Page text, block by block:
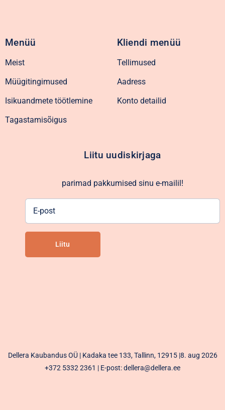
Menüü
Meist
Müügitingimused
Isikuandmete töötlemine
Tagastamisõigus
Kliendi menüü
Tellimused
Aadress
Konto detailid
Liitu uudiskirjaga
parimad pakkumised sinu e-mailil!
Liitu
Dellera Kaubandus OÜ | Kadaka tee 133, Tallinn, 12915 |8. aug 2026
+372 5332 2361 | E-post: dellera@dellera.ee